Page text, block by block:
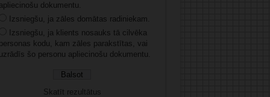
dokumentu.
Izsniegšu, ja zāles domātas radiniekam.
Izsniegšu, ja klients nosauks tā cilvēka
kodu, kam zāles parakstītas, vai
šo personu apliecinošu dokumentu.
Skatīt rezultātus